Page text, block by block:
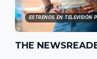
ESTRENOS EN TELEVISIÓN
THE